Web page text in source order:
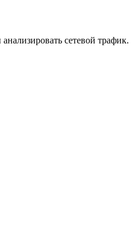
сетевой трафик.